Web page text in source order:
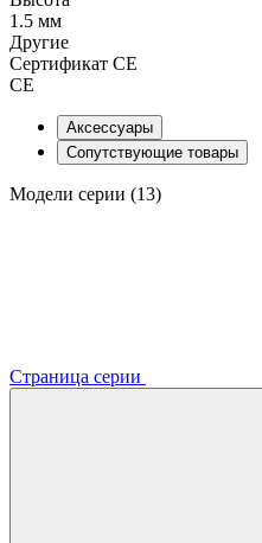
1.5 мм
Другие
Сертификат CE
CE
Аксессуары
Сопутствующие товары
Модели серии (13)
Страница серии